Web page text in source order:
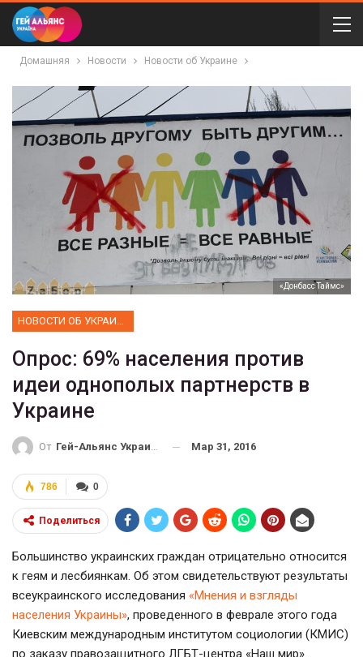
Домашняя Новости Новости об Украине
«Донбасс Таймс»
Опрос: 69% населения против
идеи однополых партнерств в
Украине
От Гей-Альянс Украина Мар 31, 2016
0
786
Поделиться
Большинство украинских граждан отрицательно относится
к геям и лесбиянкам. Об этом свидетельствуют результаты
всеукраинского исследования «Мнения и взгляды
населения Украины», проведенного в феврале этого года
Киевским международным институтом социологии (КМИС)
по заказу правозащитного ЛГБТ-центра «Наш мир».